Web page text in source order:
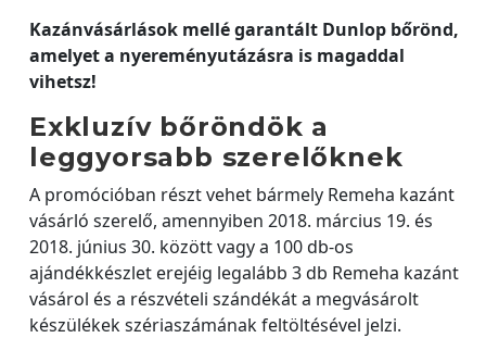
Kazánvásárlások mellé garantált Dunlop bőrönd,
amelyet a nyereményutázásra is magaddal
vihetsz!
Exkluzív bőröndök a
leggyorsabb szerelőknek
A promócióban részt vehet bármely Remeha kazánt
vásárló szerelő, amennyiben 2018. március 19. és
2018. június 30. között vagy a 100 db-os
ajándékkészlet erejéig legalább 3 db Remeha kazánt
vásárol és a részvételi szándékát a megvásárolt
készülékek szériaszámának feltöltésével jelzi.